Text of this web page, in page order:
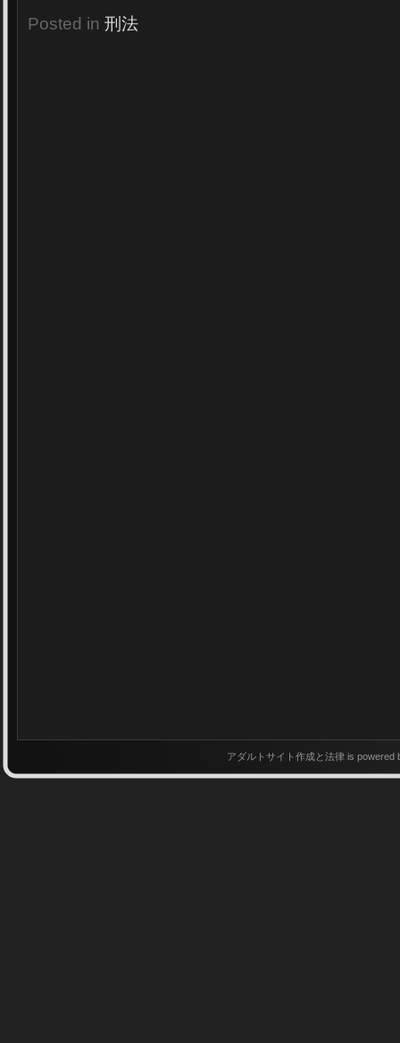
Posted in 刑法
アダルトサイト作成と法律 is powered